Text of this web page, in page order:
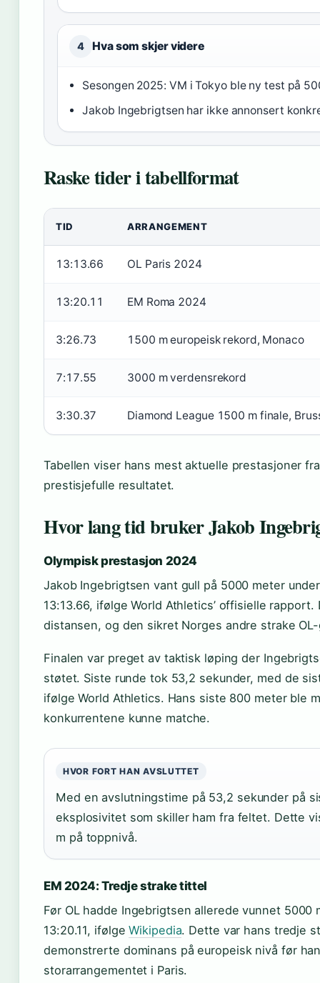
4 Hva som skjer videre
Sesongen 2025: VM i Tokyo ble ny test på
Jakob Ingebrigtsen har ikke annonsert
Raske tider i tabellformat
TID ARRANGEMENT
13:13.66 OL Paris 2024
13:20.11 EM Roma 2024
3:26.73 1500 m europeisk rekord, Monaco
7:17.55 3000 m verdensrekord
3:30.37 Diamond League 1500 m finale,
Tabellen viser hans mest aktuelle prestasjoner
prestisjefulle resultatet.
Hvor lang tid bruker Jakob
Olympisk prestasjon 2024
Jakob Ingebrigtsen vant gull på 5000 meter
13:13.66, ifølge World Athletics’ offisielle
distansen, og den sikret Norges andre strake
Finalen var preget av taktisk løping der
støtet. Siste runde tok 53,2 sekunder, med de
ifølge World Athletics. Hans siste 800 meter ble
konkurrentene kunne matche.
HVOR FORT HAN AVSLUTTET
Med en avslutningstime på 53,2 sekunder på
eksplosivitet som skiller ham fra feltet. Dette
m på toppnivå.
EM 2024: Tredje strake tittel
Før OL hadde Ingebrigtsen allerede vunnet
13:20.11, ifølgeWikipedia. Dette var hans tredje
demonstrerte dominans på europeisk nivå før
storarrangementet i Paris.